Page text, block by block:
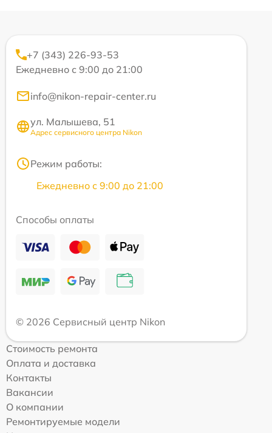
+7 (343) 226-93-53
Ежедневно с 9:00 до 21:00
info@nikon-repair-center.ru
ул. Малышева, 51
Адрес сервисного центра Nikon
Режим работы:
Ежедневно с 9:00 до 21:00
Способы оплаты
© 2026 Сервисный центр Nikon
Стоимость ремонта
Оплата и доставка
Контакты
Вакансии
О компании
Ремонтируемые модели